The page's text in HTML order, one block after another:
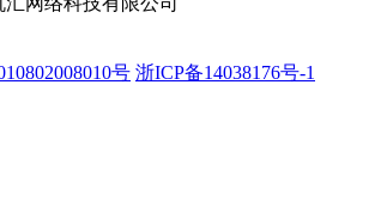
号 浙ICP备14038176号-1